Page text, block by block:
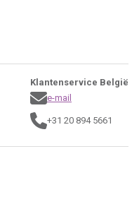
Klantenservice België
e-mail
+31 20 894 5661